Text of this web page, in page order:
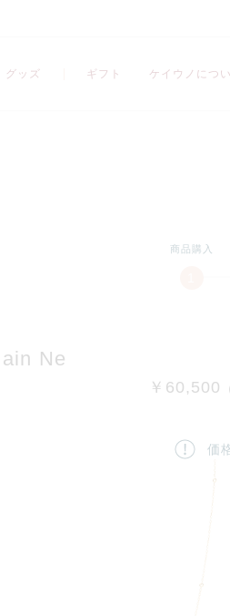
グッズ ギフト ケイウノにつ
商品購入
Ne
￥60,500
価